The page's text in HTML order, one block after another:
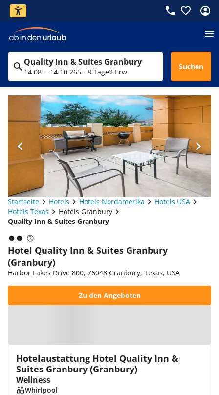
Quality Inn & Suites Granbury
14.08. - 14.10.265 - 8 Tage2 Erw.
Suchen
Startseite Hotels Hotels Nordamerika
Hotels USA
Hotels Texas
Hotels Granbury
Quality Inn & Suites Granbury
Hotel Quality Inn & Suites Granbury
(Granbury)
Harbor Lakes Drive 800, 76048 Granbury, Texas, USA
Zu den Angeboten
Hotelaustattung Hotel Quality Inn &
Suites Granbury (Granbury)
Wellness
Whirlpool